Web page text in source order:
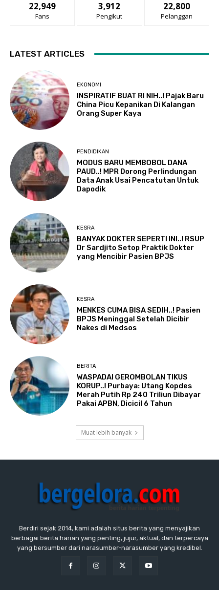
22,949
Fans
3,912
Pengikut
22,800
Pelanggan
LATEST ARTICLES
EKONOMI
INSPIRATIF BUAT RI NIH..! Pajak Baru
China Picu Kepanikan Di Kalangan
Orang Super Kaya
PENDIDIKAN
MODUS BARU MEMBOBOL DANA
PAUD..! MPR Dorong Perlindungan
Data Anak Usai Pencatutan Untuk
Dapodik
KESRA
BANYAK DOKTER SEPERTI INI..! RSUP
Dr Sardjito Setop Praktik Dokter
yang Mencibir Pasien BPJS
KESRA
MENKES CUMA BISA SEDIH..! Pasien
BPJS Meninggal Setelah Dicibir
Nakes di Medsos
BERITA
WASPADAI GEROMBOLAN TIKUS
KORUP..! Purbaya: Utang Kopdes
Merah Putih Rp 240 Triliun Dibayar
Pakai APBN, Dicicil 6 Tahun
Muat lebih banyak
Berdiri sejak 2014, kami adalah situs berita yang menyajikan
berbagai berita harian yang penting, jujur, aktual, dan terpercaya
yang bersumber dari narasumber-narasumber yang kredibel.